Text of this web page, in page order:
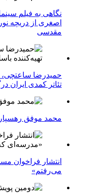
نگاهی به فیلم
اصغری از دریچه
مقدسی
حمیدرضا ساعتچی،
تئاتر کمدی ایران
محمد موفق
انتشار فراخوان
می‌رفتم»